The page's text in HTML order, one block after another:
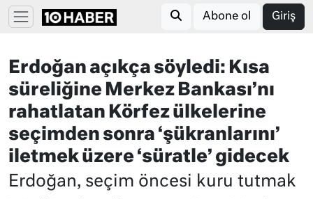
Abone ol Giriş
Erdoğan açıkça söyledi: Kısa
süreliğine Merkez Bankası’nı
rahatlatan Körfez ülkelerine
seçimden sonra ‘şükranlarını’
iletmek üzere ‘süratle’ gidecek
Erdoğan, seçim öncesi kuru tutmak